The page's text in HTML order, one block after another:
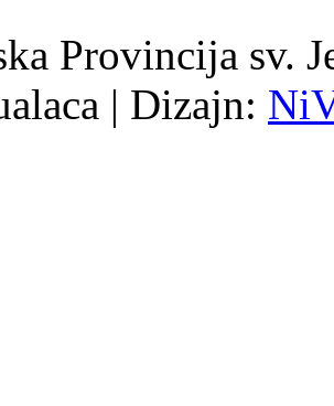
Provincija sv.
| Dizajn: